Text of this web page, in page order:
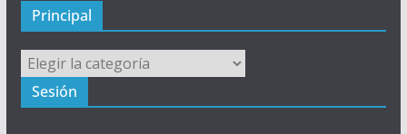
Principal
Principal
Sesión